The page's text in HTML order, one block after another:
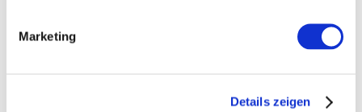
Marketing
Details zeigen
Meer info & Downloads